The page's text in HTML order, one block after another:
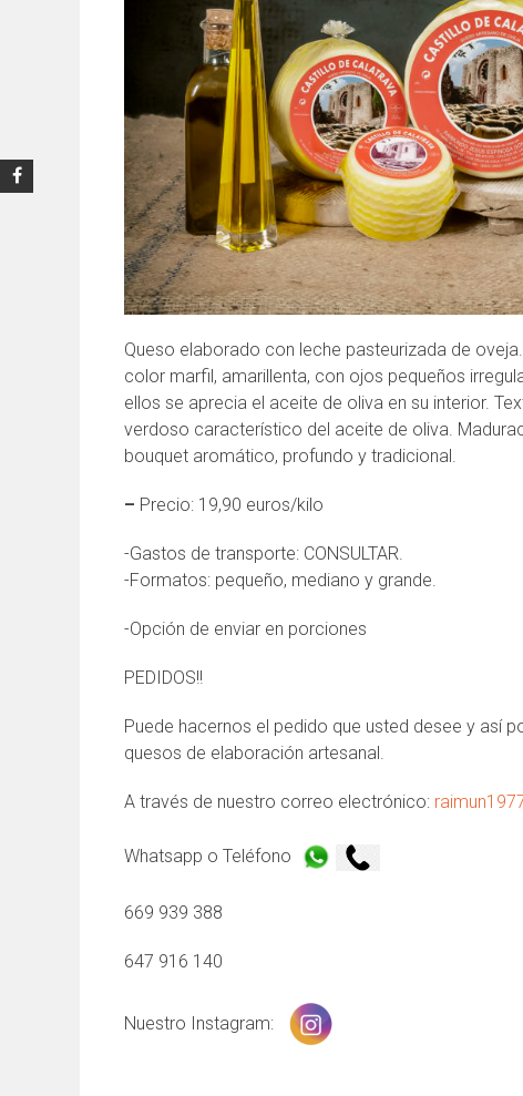
Queso elaborado con leche pasteurizada de
color marfil, amarillenta, con ojos pequeños
ellos se aprecia el aceite de oliva en su interior.
verdoso característico del aceite de oliva.
bouquet aromático, profundo y tradicional.
– Precio: 19,90 euros/kilo
-Gastos de transporte: CONSULTAR.
-Formatos: pequeño, mediano y grande.
-Opción de enviar en porciones
PEDIDOS!!
Puede hacernos el pedido que usted desee y así
quesos de elaboración artesanal.
A través de nuestro correo electrónico:
Whatsapp o Teléfono
669 939 388
647 916 140
Nuestro Instagram: